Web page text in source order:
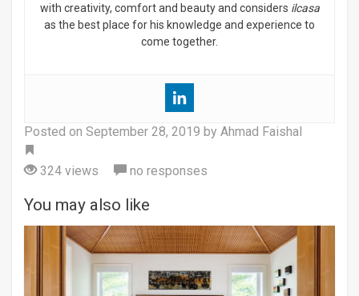
with creativity, comfort and beauty and considers ilcasa
as the best place for his knowledge and experience to
come together.
Posted on September 28, 2019 by Ahmad Faishal
324 views
no responses
You may also like